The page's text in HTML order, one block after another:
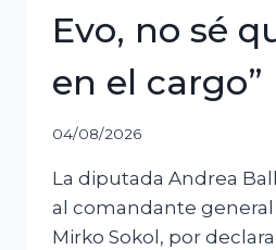
Evo, no sé
en el cargo”
04/08/2026
La diputada Andrea
al comandante general
Mirko Sokol, por